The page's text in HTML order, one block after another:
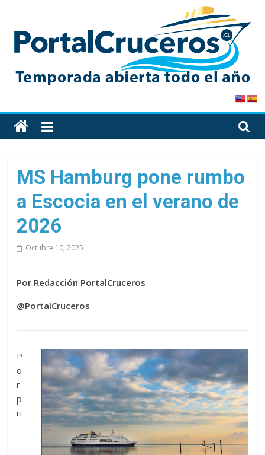
content
PortalCruceros
Toda
la
de
cruceros
en
un
solo
MS Hamburg pone rumbo
a Escocia en el verano de
2026
Octubre 10, 2025
Por Redacción PortalCruceros
@PortalCruceros
P
o
r
p
ri